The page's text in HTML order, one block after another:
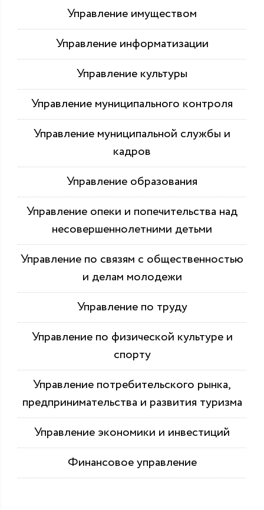
Управление имуществом
Управление информатизации
Управление культуры
Управление муниципального контроля
Управление муниципальной службы и
кадров
Управление образования
Управление опеки и попечительства над
несовершеннолетними детьми
Управление по связям с общественностью
и делам молодежи
Управление по труду
Управление по физической культуре и
спорту
Управление потребительского рынка,
предпринимательства и развития туризма
Управление экономики и инвестиций
Финансовое управление